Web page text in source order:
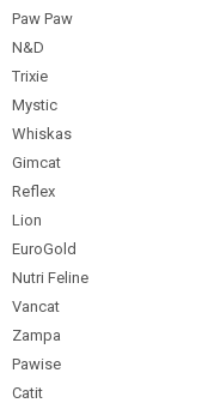
Paw Paw
N&D
Trixie
Mystic
Whiskas
Gimcat
Reflex
Lion
EuroGold
Nutri Feline
Vancat
Zampa
Pawise
Catit